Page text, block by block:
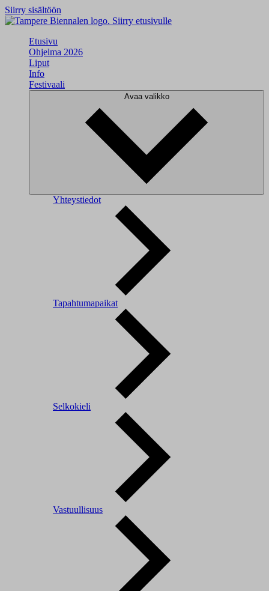
Siirry sisältöön
Siirry etusivulle
Etusivu
Ohjelma 2026
Liput
Info
Festivaali
Avaa valikko
Yhteystiedot
Tapahtumapaikat
Selkokieli
Vastuullisuus